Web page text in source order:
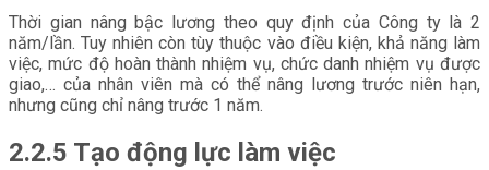
Thời gian nâng bậc lương theo quy định của Công ty là 2
năm/lần. Tuy nhiên còn tùy thuộc vào điều kiện, khả năng làm
việc, mức độ hoàn thành nhiệm vụ, chức danh nhiệm vụ được
giao,… của nhân viên mà có thể nâng lương trước niên hạn,
nhưng cũng chỉ nâng trước 1 năm.
2.2.5 Tạo động lực làm việc